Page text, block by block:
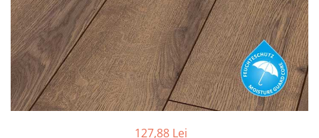
ADO Floor - SPC
Finsa - Laminat
Finfloor 12mm
Finfloor XL 10mm
Style 8mm
Supreme 8mm
127,88 Lei